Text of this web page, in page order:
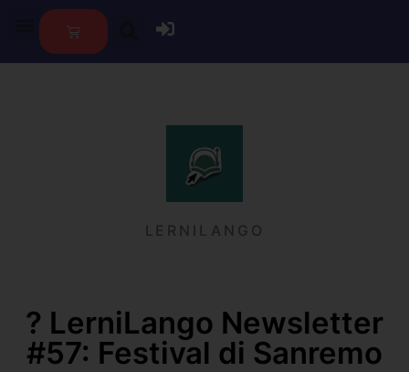
LERNILANGO
?️ LerniLango Newsletter
#57: Festival di Sanremo